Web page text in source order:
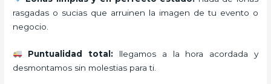
rasgadas o sucias que arruinen la imagen de tu evento o
negocio.
Puntualidad total: llegamos a la hora acordada y
desmontamos sin molestias para ti.